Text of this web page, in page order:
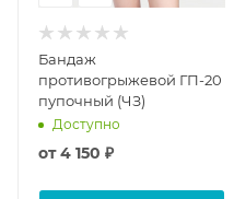
Бандаж
противогрыжевой ГП-20
пупочный (ЧЗ)
Доступно
от4 150 ₽